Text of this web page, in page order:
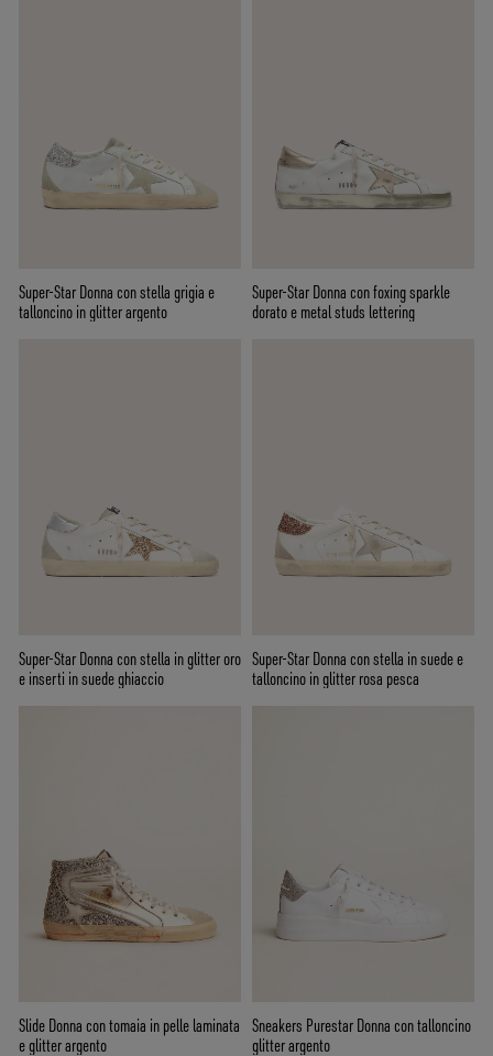
Super-Star Donna con stella grigia e
talloncino in glitter argento
Super-Star Donna con foxing sparkle
dorato e metal studs lettering
Super-Star Donna con stella in glitter oro
e inserti in suede ghiaccio
Super-Star Donna con stella in suede e
talloncino in glitter rosa pesca
Slide Donna con tomaia in pelle laminata
e glitter argento
Sneakers Purestar Donna con talloncino
glitter argento